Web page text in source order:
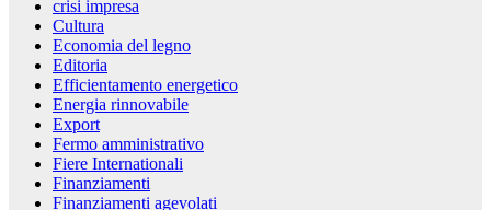
crisi impresa
Cultura
Economia del legno
Editoria
Efficientamento energetico
Energia rinnovabile
Export
Fermo amministrativo
Fiere Internationali
Finanziamenti
Finanziamenti agevolati